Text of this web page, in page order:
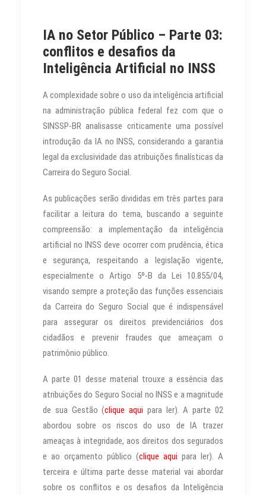
IA no Setor Público – Parte 03:
conflitos e desafios da
Inteligência Artificial no INSS
A complexidade sobre o uso da inteligência artificial
na administração pública federal fez com que o
SINSSP-BR analisasse criticamente uma possível
introdução da IA no INSS, considerando a garantia
legal da exclusividade das atribuições finalísticas da
Carreira do Seguro Social.
As publicações serão divididas em três partes para
facilitar a leitura do tema, buscando a seguinte
compreensão: a implementação da inteligência
artificial no INSS deve ocorrer com prudência, ética
e segurança, respeitando a legislação vigente,
especialmente o Artigo 5º-B da Lei 10.855/04,
visando sempre a proteção das funções essenciais
da Carreira do Seguro Social que é indispensável
para assegurar os direitos previdenciários dos
cidadãos e prevenir fraudes que ameaçam o
patrimônio público.
A parte 01 desse material trouxe a essência das
atribuições do Seguro Social no INSS e a magnitude
de sua Gestão (clique aqui para ler). A parte 02
abordou sobre os riscos do uso de IA trazer
ameaças à integridade, aos direitos dos segurados
e ao orçamento público (clique aqui para ler). A
terceira e última parte desse material vai abordar
sobre os conflitos e os desafios da Inteligência